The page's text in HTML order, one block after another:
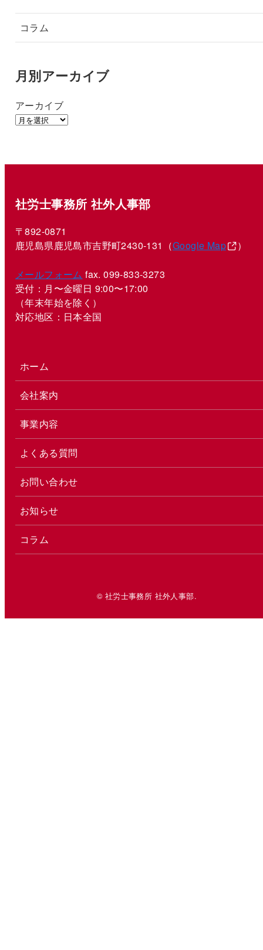
コラム
月別アーカイブ
アーカイブ
社労士事務所 社外人事部
〒892-0871
鹿児島県鹿児島市吉野町2430-131（Google Map ）
メールフォーム fax. 099-833-3273
受付：月〜金曜日 9:00〜17:00
（年末年始を除く）
対応地区：日本全国
ホーム
会社案内
事業内容
よくある質問
お問い合わせ
お知らせ
コラム
© 社労士事務所 社外人事部.